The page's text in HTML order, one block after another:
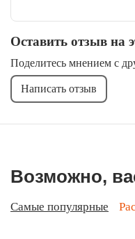
Оставить отзыв на
Поделитесь мнением с
Написать отзыв
Возможно,
Самые популярные